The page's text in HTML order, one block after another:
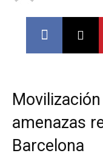
amenazas
Barcelona